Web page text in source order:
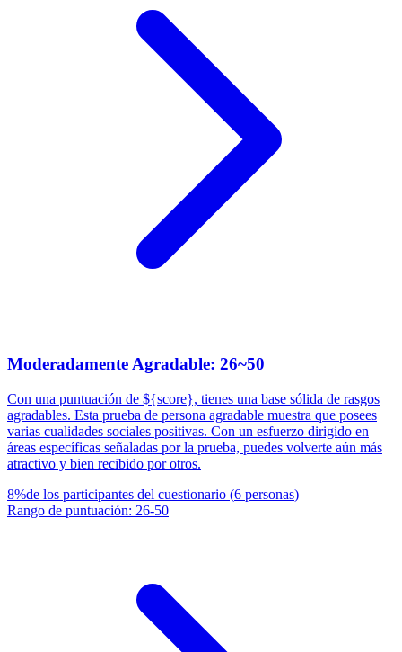
Moderadamente Agradable: 26~50
Con una puntuación de ${score}, tienes una base sólida de rasgos
agradables. Esta prueba de persona agradable muestra que posees
varias cualidades sociales positivas. Con un esfuerzo dirigido en
áreas específicas señaladas por la prueba, puedes volverte aún más
atractivo y bien recibido por otros.
8%de los participantes del cuestionario (6 personas)
Rango de puntuación: 26-50